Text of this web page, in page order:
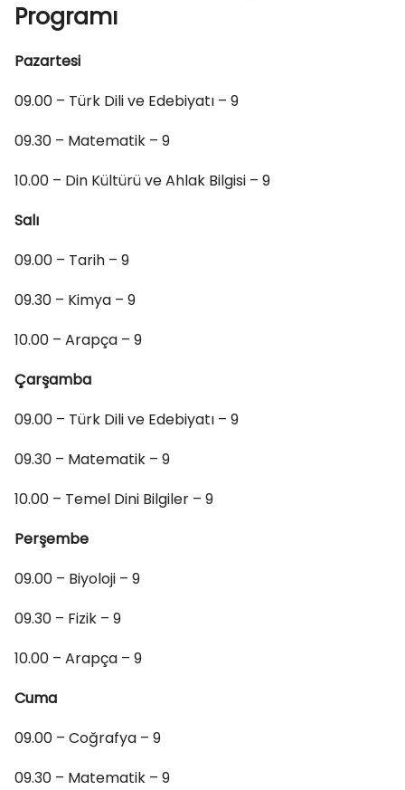
Programı
Pazartesi
09.00 – Türk Dili ve Edebiyatı – 9
09.30 – Matematik – 9
10.00 – Din Kültürü ve Ahlak Bilgisi – 9
Salı
09.00 – Tarih – 9
09.30 – Kimya – 9
10.00 – Arapça – 9
Çarşamba
09.00 – Türk Dili ve Edebiyatı – 9
09.30 – Matematik – 9
10.00 – Temel Dini Bilgiler – 9
Perşembe
09.00 – Biyoloji – 9
09.30 – Fizik – 9
10.00 – Arapça – 9
Cuma
09.00 – Coğrafya – 9
09.30 – Matematik – 9